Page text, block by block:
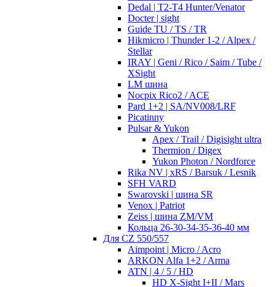
Dedal | T2-T4 Hunter/Venator
Docter | sight
Guide TU / TS / TR
Hikmicro | Thunder 1-2 / Alpex /
Stellar
IRAY | Geni / Rico / Saim / Tube /
XSight
LM шина
Nocpix Rico2 / ACE
Pard 1+2 | SA/NV008/LRF
Picatinny
Pulsar & Yukon
Apex / Trail / Digisight ultra
Thermion / Digex
Yukon Photon / Nordforce
Rika NV | xRS / Barsuk / Lesnik
SFH VARD
Swarovski | шина SR
Venox | Patriot
Zeiss | шина ZM/VM
Кольца 26-30-34-35-36-40 мм
Для CZ 550/557
Aimpoint | Micro / Acro
ARKON Alfa 1+2 / Arma
ATN | 4 / 5 / HD
HD X-Sight I+II / Mars